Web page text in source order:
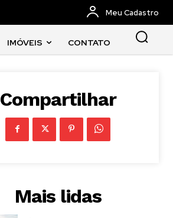
Meu Cadastro
IMÓVEIS CONTATO
Compartilhar
Mais lidas